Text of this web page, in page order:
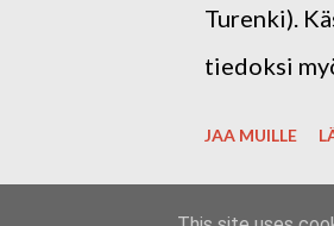
Turenki).
tiedoksi
JAA MUILLE